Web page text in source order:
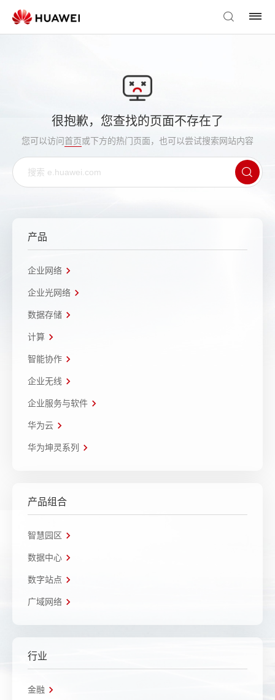
很抱歉，您查找的页面不存在了
您可以访问首页或下方的热门页面，也可以尝试搜索网站内容
产品
企业网络
企业光网络
数据存储
计算
智能协作
企业无线
企业服务与软件
华为云
华为坤灵系列
产品组合
智慧园区
数据中心
数字站点
广域网络
行业
金融